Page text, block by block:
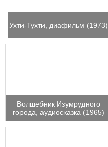
Ухти-Тухти, диафильм (1973)
Волшебник Изумрудного
города, аудиосказка (1965)